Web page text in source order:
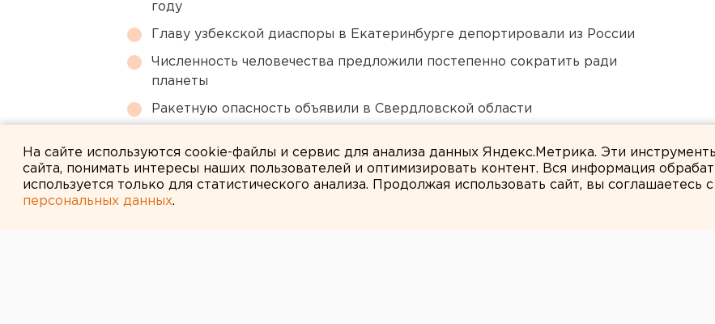
году
Главу узбекской диаспоры в Екатеринбурге депортировали из России
Численность человечества предложили постепенно сократить ради
планеты
Ракетную опасность объявили в Свердловской области
На сайте используются cookie-файлы и сервис для анализа данных Яндекс.Метрика. Эти
сайта, понимать интересы наших пользователей и оптимизировать контент. Вся информация
используется только для статистического анализа. Продолжая использовать сайт, вы соглашаетесь
персональных данных.